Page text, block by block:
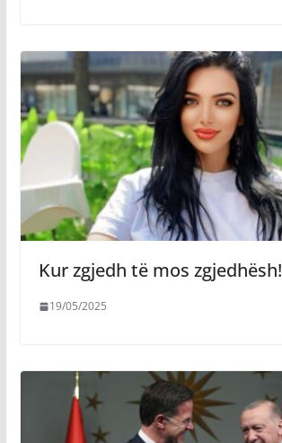
Kur zgjedh të mos zgjedhësh!
19/05/2025